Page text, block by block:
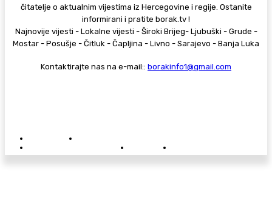
čitatelje o aktualnim vijestima iz Hercegovine i regije. Ostanite
informirani i pratite borak.tv !
Najnovije vijesti - Lokalne vijesti - Široki Brijeg- Ljubuški - Grude -
Mostar - Posušje - Čitluk - Čapljina - Livno - Sarajevo - Banja Luka
Kontaktirajte nas na e-mail:: borakinfo1@gmail.com